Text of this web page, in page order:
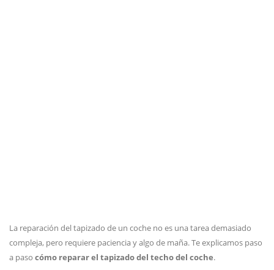
La reparación del tapizado de un coche no es una tarea demasiado
compleja, pero requiere paciencia y algo de maña. Te explicamos paso
a paso cómo reparar el tapizado del techo del coche.